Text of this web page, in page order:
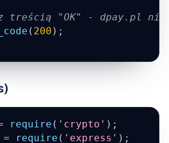
treścią "OK" - dpay.pl nie
( 200 ) ;
require ( 'crypto' ) ;
= require ( 'express' ) ;